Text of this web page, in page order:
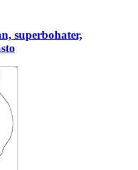
superbohater,